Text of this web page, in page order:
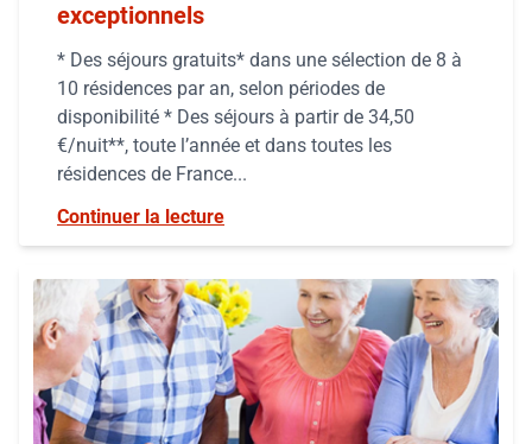
exceptionnels
* Des séjours gratuits* dans une sélection de 8 à
10 résidences par an, selon périodes de
disponibilité * Des séjours à partir de 34,50
€/nuit**, toute l’année et dans toutes les
résidences de France...
Continuer la lecture